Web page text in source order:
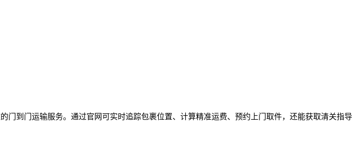
门到门运输服务。通过官网可实时追踪包裹位置、计算精准运费、预约上门取件，还能获取清关指导